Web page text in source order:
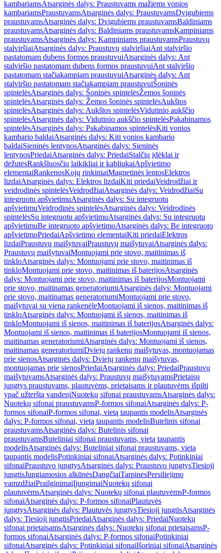
kambariamsAtsarginės dalys: Praustuvams mažiems vonios
kambariamsPraustuvamsAtsarginės dalys: PraustuvamsDvigubiems
praustuvamsAtsarginės dalys: Dvigubiems praustuvamsBaldiniams
praustuvamsAtsarginės dalys: Baldiniams praustuvamsKampiniams
praustuvamsAtsarginės dalys: Kampiniams praustuvamsPraustuvų
stalviršiaiAtsarginės dalys: Praustuvų stalviršiaiAnt stalviršio
pastatomam dubens formos praustuvuiAtsarginės dalys: Ant
stalviršio pastatomam dubens formos praustuvuiAnt stalviršio
pastatomam stačiakampiam praustuvuiAtsarginės dalys: Ant
stalviršio pastatomam stačiakampiam praustuvuiŠoninės
spintelėsAtsarginės dalys: Šoninės spintelėsŽemos šoninės
spintelėsAtsarginės dalys: Žemos šoninės spintelėsAukštos
spintelėsAtsarginės dalys: Aukštos spintelėsVidutinio aukščio
spintelėsAtsarginės dalys: Vidutinio aukščio spintelėsPakabinamos
spintelėsAtsarginės dalys: Pakabinamos spintelėsKiti vonios
kambario baldaiAtsarginės dalys: Kiti vonios kambario
baldaiSieninės lentynosAtsarginės dalys: Sieninės
lentynosPriedaiAtsarginės dalys: PriedaiStalčių įdėklai ir
dėžutėsRankšluosčių laikikliai ir kabliukaiApšvietimo
elementaiRankenosKojų rinkiniaiMagnetinės lentosElektros
lizdaiAtsarginės dalys: Elektros lizdaiKiti priedaiVeidrodžiai ir
veidrodinės spintelėsVeidrodžiaiAtsarginės dalys: VeidrodžiaiSu
integruotu apšvietimuAtsarginės dalys: Su integruotu
apšvietimuVeidrodinės spintelėsAtsarginės dalys: Veidrodinės
spintelėsSu integruotu apšvietimuAtsarginės dalys: Su integruotu
apšvietimuBe integruoto apšvietimoAtsarginės dalys: Be integruoto
apšvietimoPriedaiApšvietimo elementaiKiti priedaiElektros
lizdaiPraustuvų maišytuvaiPraustuvų maišytuvaiAtsarginės dalys:
Praustuvų maišytuvaiMontuojami prie stovo, maitinimas iš
tinkloAtsarginės dalys: Montuojami prie stovo, maitinimas iš
tinkloMontuojami prie stovo, maitinimas iš baterijosAtsarginės
dalys: Montuojami prie stovo, maitinimas iš baterijosMontuojami
prie stovo, maitinamas generatoriumiAtsarginės dalys: Montuojami
prie stovo, maitinamas generatoriumiMontuojami prie stovo,
maišytuvai su viena rankenėleMontuojami iš sienos, maitinimas iš
tinkloAtsarginės dalys: Montuojami iš sienos, maitinimas iš
tinkloMontuojami iš sienos, maitinimas iš baterijosAtsarginės dalys:
Montuojami iš sienos, maitinimas iš baterijosMontuojami iš sienos,
maitinamas generatoriumiAtsarginės dalys: Montuojami iš sienos,
maitinamas generatoriumiDviejų rankenų maišytuvas, montuojamas
prie sienosAtsarginės dalys: Dviejų rankenų maišytuvas,
montuojamas prie sienosPriedaiAtsarginės dalys: PriedaiPraustuvų
maišytuvamsAtsarginės dalys: Praustuvų maišytuvamsPrietaisų
jungtys praustuvams, plautuvėms, prietaisams ir plautuvėms išpilti
ypač užterštą vandenįNuotekų sifonai praustuvamsAtsarginės dalys:
Nuotekų sifonai praustuvamsP-formos sifonaiAtsarginės dalys: P-
formos sifonaiP-formos sifonai, vietą taupantis modelisAtsarginės
dalys: P-formos sifonai, vietą taupantis modelisButelinis sifonai
praustuvamsAtsarginės dalys: Butelinis sifonai
praustuvamsButeliniai sifonai praustuvams, vietą taupantis
modelisAtsarginės dalys: Buteliniai sifonai praustuvams, vietą
taupantis modelisPotinkiniai sifonaiAtsarginės dalys: Potinkiniai
sifonaiPraustuvo jungtysAtsarginės dalys: Praustuvo jungtysTiesioji
jungtisJungiamosios alkūnėsDangčiaiTarpinėsPersiliejimo
vamzdžiaiPrailginimaiĮjungimaiNuotekų sifonai
plautuvėmsAtsarginės dalys: Nuotekų sifonai plautuvėmsP-formos
sifonaiAtsarginės dalys: P-formos sifonaiPlautuvės
jungtysAtsarginės dalys: Plautuvės jungtysTiesioji jungtisAtsarginės
dalys: Tiesioji jungtisPriedaiAtsarginės dalys: PriedaiNuotekų
sifonai prietaisamsAtsarginės dalys: Nuotekų sifonai prietaisamsP-
formos sifonaiAtsarginės dalys: P-formos sifonaiPotinkiniai
sifonaiAtsarginės dalys: Potinkiniai sifonaiIšoriniai sifonaiAtsarginės